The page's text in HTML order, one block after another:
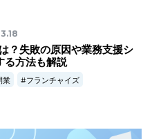
？失敗の原因や業務支援シ
る方法も解説
業 フランチャイズ